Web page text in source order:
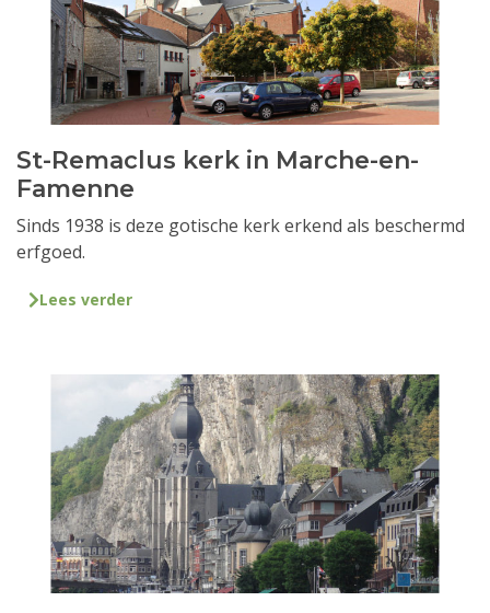
St-Remaclus kerk in Marche-en-
Famenne
Sinds 1938 is deze gotische kerk erkend als beschermd
erfgoed.
Lees verder